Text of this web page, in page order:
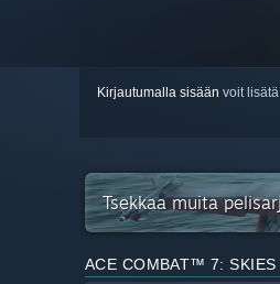
Kirjautumalla sisään voit
Tsekkaa muita
ACE COMBAT™ 7: SKIES